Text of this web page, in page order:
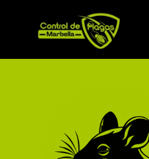
Saltar menú